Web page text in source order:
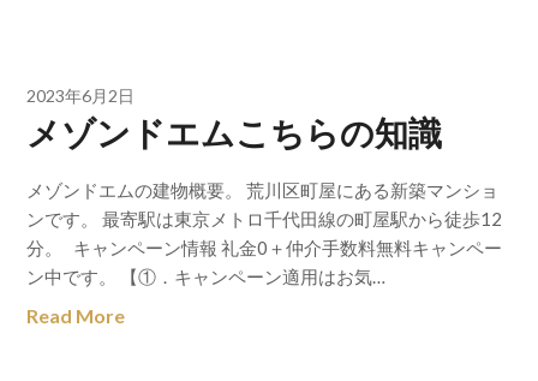
2023年6月2日
メゾンドエムこちらの知識
メゾンドエムの建物概要。 荒川区町屋にある新築マンショ
ンです。 最寄駅は東京メトロ千代田線の町屋駅から徒歩12
分。 キャンペーン情報 礼金0＋仲介手数料無料キャンペー
ン中です。 【①．キャンペーン適用はお気…
Read More